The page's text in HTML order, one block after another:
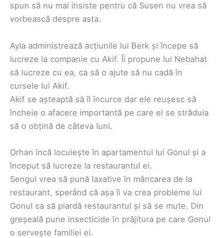
spun să nu mai insiste pentru că Susen nu vrea să
vorbească despre asta.
Ayla administrează acțiunile lui Berk și începe să
lucreze la companie cu Akif. Îi propune lui Nebahat
să lucreze cu ea, ca să o ajute să nu cadă în
cursele lui Akif.
Akif se așteaptă să îl încurce dar ele reușesc să
încheie o afacere importantă pe care el se străduia
să o obțină de câteva luni.
Orhan încă locuiește în apartamentul lui Gonul și a
început să lucreze la restaurantul ei.
Sengul vrea să pună laxative în mâncarea de la
restaurant, sperând că așa îi va crea probleme lui
Gonul ca să piardă restaurantul și să se mute. Din
greșeală pune insecticide în prăjitura pe care Gonul
o servește familiei ei.